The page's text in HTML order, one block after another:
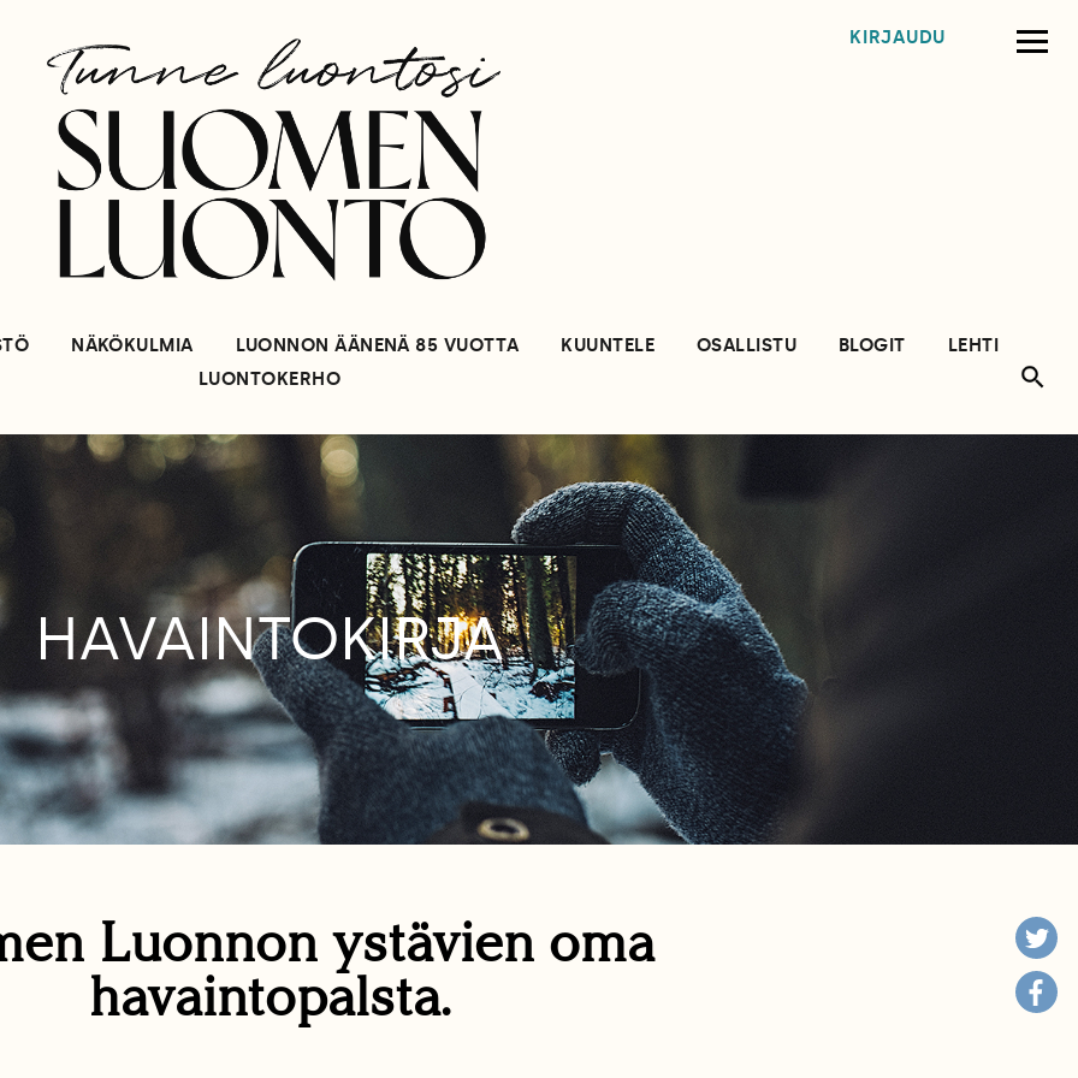
KIRJAUDU
NÄKÖKULMIA LUONNON ÄÄNENÄ 85 VUOTTA KUUNTELE OSALLISTU BLOGIT
LEHTI
LUONTOKERHO
HAVAINTOKIRJA
Luonnon ystävien oma
havaintopalsta.